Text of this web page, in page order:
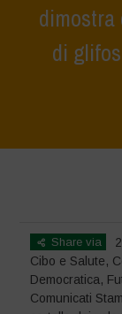
di
Share via
Cibo e Salute,
Democratica,
Comunicati